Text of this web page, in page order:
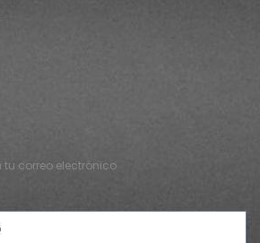
tu correo electrónico